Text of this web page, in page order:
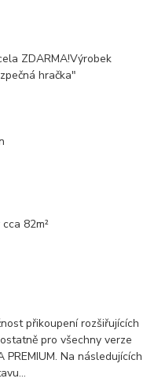
ZDARMA!Výrobek
hračka"
82m²
přikoupení rozšiřujících
pro všechny verze
Na následujících